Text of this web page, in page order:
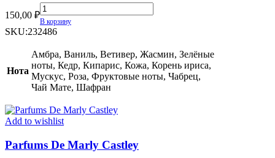
150,00 ₽
Parfums
De
Marly
quantity
В корзину
SKU:232486
Нота
Амбра, Ваниль, Ветивер, Жасмин, Зелёные
ноты, Кедр, Кипарис, Кожа, Корень ириса,
Мускус, Роза, Фруктовые ноты, Чабрец,
Чай Мате, Шафран
Add to wishlist
Parfums De Marly Castley